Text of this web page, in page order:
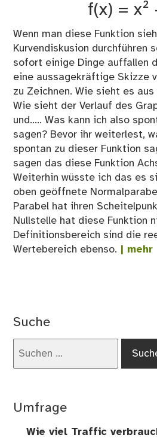
f(x) = x²
Wenn man diese Funktion
Kurvendiskusion durchführen
sofort einige Dinge auffallen
eine aussagekräftige Skizze
zu Zeichnen. Wie sieht es
Wie sieht der Verlauf des
und..... Was kann ich also
sagen? Bevor ihr weiterlest,
spontan zu dieser Funktion
sagen das diese Funktion
Weiterhin wüsste ich das es
oben geöffnete
Parabel hat ihren
Nullstelle hat diese Funktion
Definitionsbereich sind die
Wertebereich ebenso. | mehr
Suche
Umfrage
Wie viel Traffic